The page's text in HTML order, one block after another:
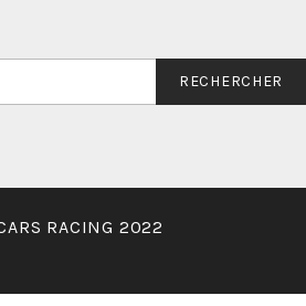
RACING 2022